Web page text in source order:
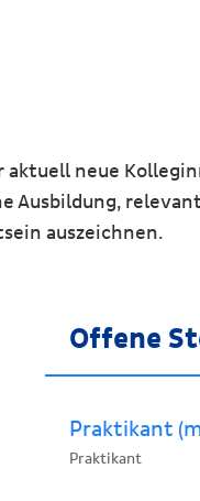
neue
auszeichnen.
Offene
Praktikant
Praktikant